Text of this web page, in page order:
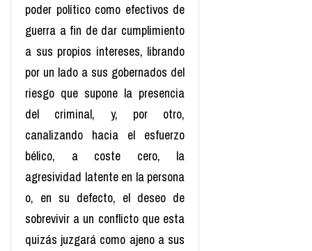
poder político como efectivos de
guerra a fin de dar cumplimiento
a sus propios intereses, librando
por un lado a sus gobernados del
riesgo que supone la presencia
del criminal, y, por otro,
canalizando hacia el esfuerzo
bélico, a coste cero, la
agresividad latente en la persona
o, en su defecto, el deseo de
sobrevivir a un conflicto que esta
quizás juzgará como ajeno a sus